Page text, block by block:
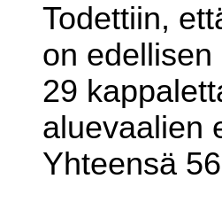
Todettiin,
on
29
aluevaalien
Yhteensä